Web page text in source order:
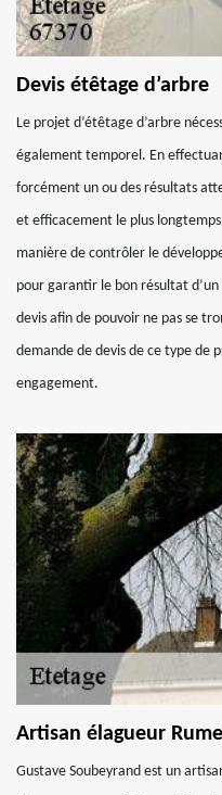
Devis étêtage d’arbre
Le projet d’étêtage d’arbre
également temporel. En
forcément un ou des résultats
et efficacement le plus
manière de contrôler le
pour garantir le bon résultat
devis afin de pouvoir ne pas se
demande de devis de ce type de
engagement.
Artisan élagueur
Gustave Soubeyrand est un